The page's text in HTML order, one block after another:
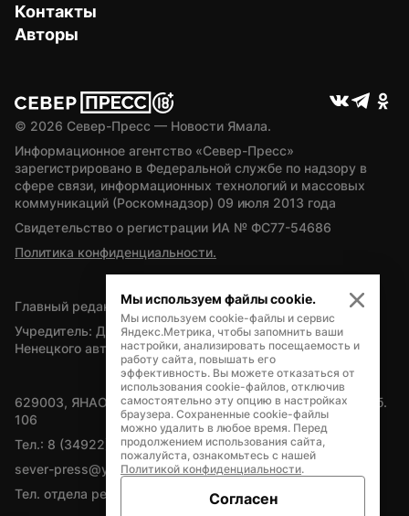
Контакты
Авторы
© 2026 Север-Пресс — Новости Ямала.
Информационное агентство «Север-Пресс»
зарегистрировано в Федеральной службе по надзору в
сфере связи, информационных технологий и массовых
коммуникаций (Роскомнадзор) 09 июля 2013 года
Свидетельство о регистрации ИА № ФС77-54686
Политика конфиденциальности.
Главный редактор — А.Л. Поздеев
Учредитель: Департамент внутренней политики Ямало-
Ненецкого автономного округа
629003, ЯНАО, Салехард, мкр. Богдана Кнунянца, д.1, каб.
106
Тел.: 8 (34922) 71262
sever-press@yamal-media.ru
Тел. отдела рекламы: 8 (34922) 42728
Мы используем файлы cookie.
Мы используем cookie-файлы и сервис
Яндекс.Метрика, чтобы запомнить ваши
настройки, анализировать посещаемость и
работу сайта, повышать его
эффективность. Вы можете отказаться от
использования cookie-файлов, отключив
самостоятельно эту опцию в настройках
браузера. Сохраненные cookie-файлы
можно удалить в любое время. Перед
продолжением использования сайта,
пожалуйста, ознакомьтесь с нашей
Политикой конфиденциальности.
Согласен